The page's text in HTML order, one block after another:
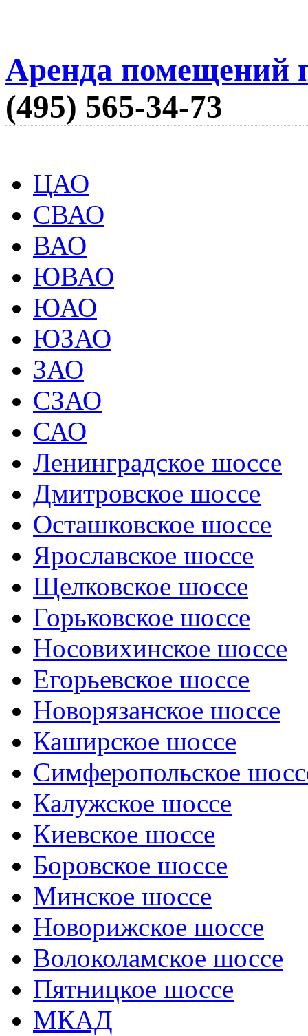
Аренда помещений
(495) 565-34-73
ЦАО
СВАО
ВАО
ЮВАО
ЮАО
ЮЗАО
ЗАО
СЗАО
САО
Ленинградское шоссе
Дмитровское шоссе
Осташковское шоссе
Ярославское шоссе
Щелковское шоссе
Горьковское шоссе
Носовихинское шоссе
Егорьевское шоссе
Новорязанское шоссе
Каширское шоссе
Симферопольское
Калужское шоссе
Киевское шоссе
Боровское шоссе
Минское шоссе
Новорижское шоссе
Волоколамское шоссе
Пятницкое шоссе
МКАД